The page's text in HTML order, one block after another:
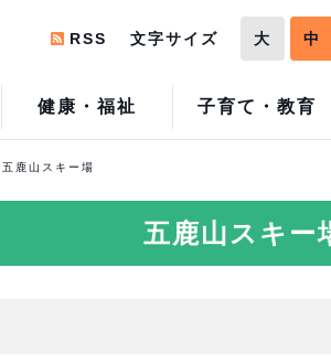
健康・福祉 子育て・教育
RSS 文字サイズ 大 中
五鹿山スキー場
五鹿山スキー